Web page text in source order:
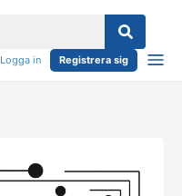
Logga in Registrera sig